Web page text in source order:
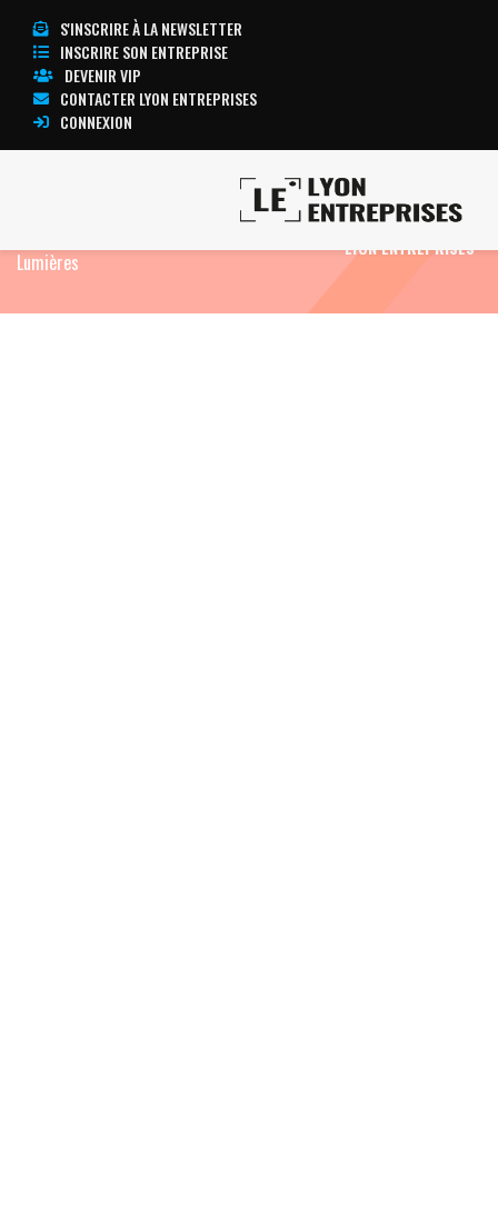
S'INSCRIRE À LA NEWSLETTER
INSCRIRE SON ENTREPRISE
DEVENIR VIP
CONTACTER LYON ENTREPRISES
CONNEXION
Taxi Lyon : reconduction
Lumières
TOUTE L’ACTUALITÉ
LYON ENTREPRISES